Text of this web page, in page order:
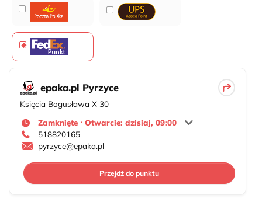
epaka.pl Pyrzyce
Księcia Bogusława X 30
Zamknięte ⋅ Otwarcie: dzisiaj, 09:00
518820165
pyrzyce@epaka.pl
Przejdź do punktu